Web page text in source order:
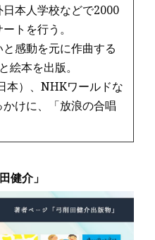
本人学校などで2000
トを行う。
感動を元に作曲する
絵本を出版。
本）、NHKワールドな
けに、「放浪の合唱
健介」